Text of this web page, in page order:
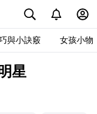
與小訣竅 女孩小物
星